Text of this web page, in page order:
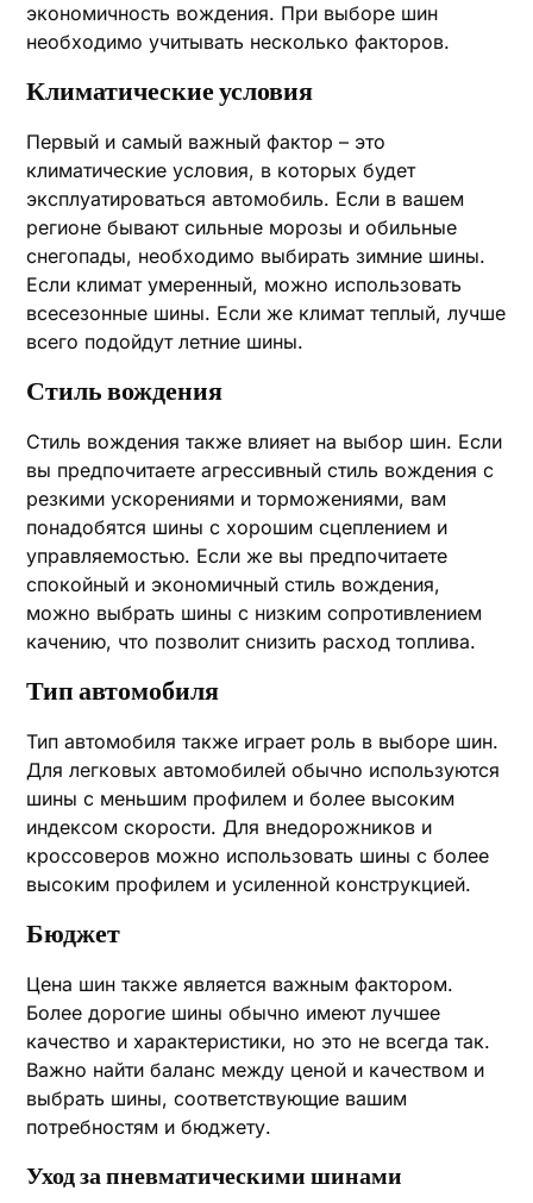
экономичность вождения. При выборе шин
необходимо учитывать несколько факторов.
Климатические условия
Первый и самый важный фактор – это
климатические условия, в которых будет
эксплуатироваться автомобиль. Если в вашем
регионе бывают сильные морозы и обильные
снегопады, необходимо выбирать зимние шины.
Если климат умеренный, можно использовать
всесезонные шины. Если же климат теплый, лучше
всего подойдут летние шины.
Стиль вождения
Стиль вождения также влияет на выбор шин. Если
вы предпочитаете агрессивный стиль вождения с
резкими ускорениями и торможениями, вам
понадобятся шины с хорошим сцеплением и
управляемостью. Если же вы предпочитаете
спокойный и экономичный стиль вождения,
можно выбрать шины с низким сопротивлением
качению, что позволит снизить расход топлива.
Тип автомобиля
Тип автомобиля также играет роль в выборе шин.
Для легковых автомобилей обычно используются
шины с меньшим профилем и более высоким
индексом скорости. Для внедорожников и
кроссоверов можно использовать шины с более
высоким профилем и усиленной конструкцией.
Бюджет
Цена шин также является важным фактором.
Более дорогие шины обычно имеют лучшее
качество и характеристики, но это не всегда так.
Важно найти баланс между ценой и качеством и
выбрать шины, соответствующие вашим
потребностям и бюджету.
Уход за пневматическими шинами